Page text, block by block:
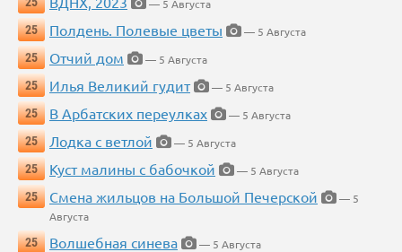
— 5 Августа
25
Полдень. Полевые цветы
— 5 Августа
25
Отчий дом
— 5 Августа
25
Илья Великий гудит
— 5 Августа
25
В Арбатских переулках
— 5 Августа
25
Лодка с ветлой
— 5 Августа
25
Куст малины с бабочкой
— 5 Августа
25
Смена жильцов на Большой Печерской
— 5
Августа
25
Волшебная синева
— 5 Августа